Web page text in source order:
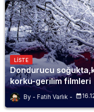
LISTE
Dondurucu
korku-gerilim filmleri
Fatih Varlık